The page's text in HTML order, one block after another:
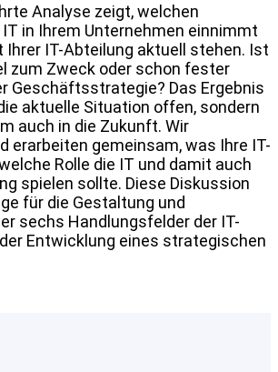
Analyse zeigt, welchen
in Ihrem Unternehmen einnimmt
Ihrer IT-Abteilung aktuell stehen. Ist
zum Zweck oder schon fester
Geschäftsstrategie? Das Ergebnis
aktuelle Situation offen, sondern
auch in die Zukunft. Wir
erarbeiten gemeinsam, was Ihre IT-
Rolle die IT und damit auch
spielen sollte. Diese Diskussion
für die Gestaltung und
sechs Handlungsfelder der IT-
Entwicklung eines strategischen